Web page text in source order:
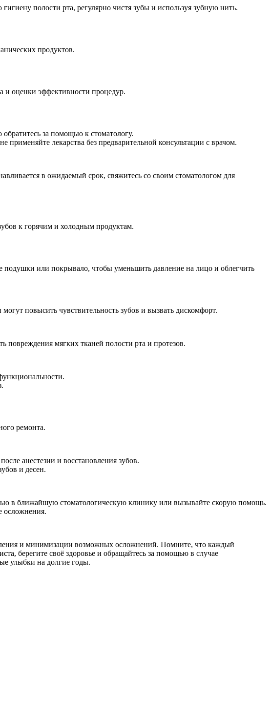
полости рта, регулярно чистя зубы и используя зубную нить.
продуктов.
и оценки эффективности процедур.
за помощью к стоматологу.
лекарства без предварительной консультации с врачом.
в ожидаемый срок, свяжитесь со своим стоматологом для
к горячим и холодным продуктам.
подушки или покрывало, чтобы уменьшить давление на лицо и облегчить
повысить чувствительность зубов и вызвать дискомфорт.
повреждения мягких тканей полости рта и протезов.
ремонта.
анестезии и восстановления зубов.
и десен.
в ближайшую стоматологическую клинику или вызывайте скорую помощь.
осложнения.
и минимизации возможных осложнений. Помните, что каждый
берегите своё здоровье и обращайтесь за помощью в случае
улыбки на долгие годы.